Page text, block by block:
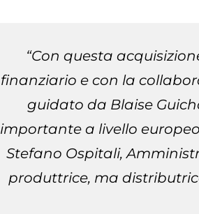
“Con questa
finanziario e con la
guidato da Blaise
importante a livello
Stefano Ospitali,
produttrice, ma